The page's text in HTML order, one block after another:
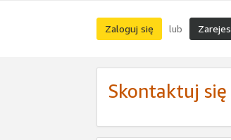
Zaloguj się lub
Skontaktuj